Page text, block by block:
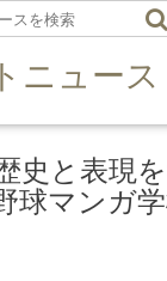
ニュース
史と表現
球マンガ